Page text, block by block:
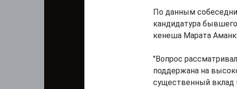
По данным
кандидатура
кенеша Марата
"Вопрос
поддержана на
существенный вклад